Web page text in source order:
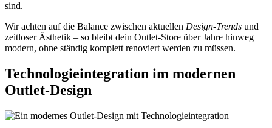
sind.
Wir achten auf die Balance zwischen aktuellen Design-Trends und
zeitloser Ästhetik – so bleibt dein Outlet-Store über Jahre hinweg
modern, ohne ständig komplett renoviert werden zu müssen.
Technologieintegration im modernen
Outlet-Design